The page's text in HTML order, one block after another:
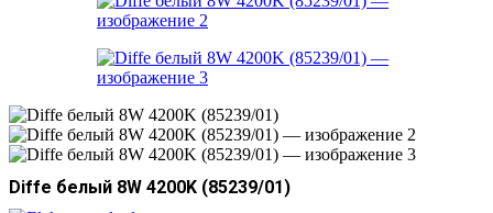
Diffe белый 8W 4200K (85239/01)